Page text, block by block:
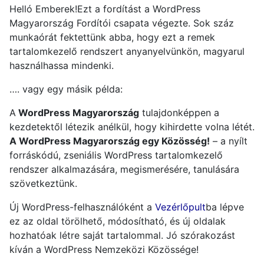
Helló Emberek!Ezt a fordítást a WordPress
Magyarország Fordítói csapata végezte. Sok száz
munkaórát fektettünk abba, hogy ezt a remek
tartalomkezelő rendszert anyanyelvünkön, magyarul
használhassa mindenki.
…. vagy egy másik példa:
A WordPress Magyarország tulajdonképpen a
kezdetektől létezik anélkül, hogy kihirdette volna létét.
A WordPress Magyarország egy Közösség! – a nyílt
forráskódú, zseniális WordPress tartalomkezelő
rendszer alkalmazására, megismerésére, tanulására
szövetkeztünk.
Új WordPress-felhasználóként a Vezérlőpultba lépve
ez az oldal törölhető, módosítható, és új oldalak
hozhatóak létre saját tartalommal. Jó szórakozást
kíván a WordPress Nemzeközi Közössége!